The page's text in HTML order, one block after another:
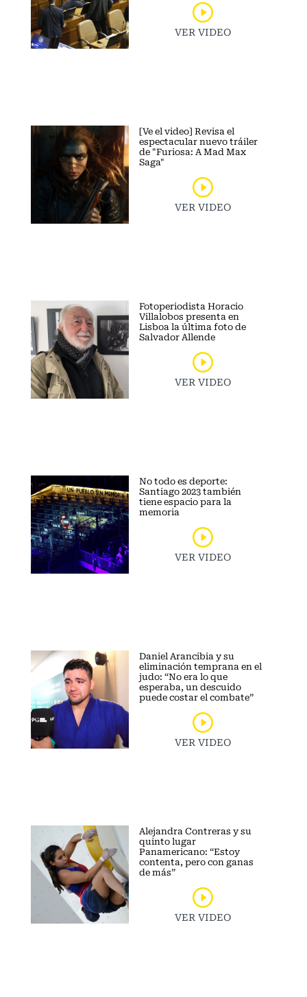
VER VIDEO
[Ve el video] Revisa el
espectacular nuevo tráiler
de "Furiosa: A Mad Max
Saga"
VER VIDEO
Fotoperiodista Horacio
Villalobos presenta en
Lisboa la última foto de
Salvador Allende
VER VIDEO
No todo es deporte:
Santiago 2023 también
tiene espacio para la
memoria
VER VIDEO
Daniel Arancibia y su
eliminación temprana en el
judo: “No era lo que
esperaba, un descuido
puede costar el combate”
VER VIDEO
Alejandra Contreras y su
quinto lugar
Panamericano: “Estoy
contenta, pero con ganas
de más”
VER VIDEO